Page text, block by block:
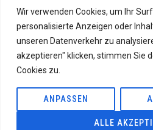
Wir verwenden Cookies, um Ihr
personalisierte Anzeigen oder
unseren Datenverkehr zu
akzeptieren" klicken, stimmen Sie
Cookies zu.
ANPASSEN
ALLE
Impressum
Datenschutzerklärung
© 2023 Förderverein Wildburg-